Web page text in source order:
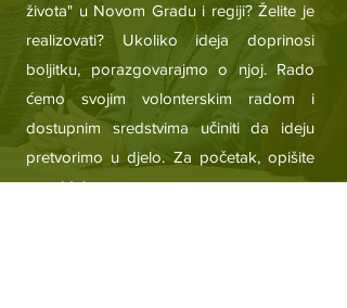
života" u Novom Gradu i regiji? Želite je
realizovati? Ukoliko ideja doprinosi
boljitku, porazgovarajmo o njoj. Rado
ćemo svojim volonterskim radom i
dostupnim sredstvima učiniti da ideju
pretvorimo u djelo. Za početak, opišite
nam ideju.